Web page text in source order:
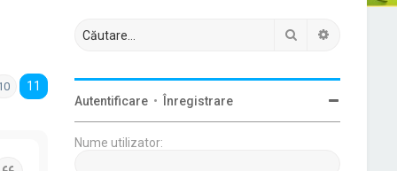
11
Căutare
Autentificare • Înregistrare
Nume utilizator: